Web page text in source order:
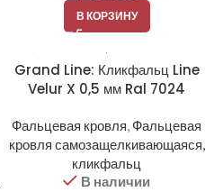
В КОРЗИНУ
Grand Line: Кликфальц Line
Velur X 0,5 мм Ral 7024
Фальцевая кровля, Фальцевая
кровля самозащелкивающаяся,
кликфальц
В наличии